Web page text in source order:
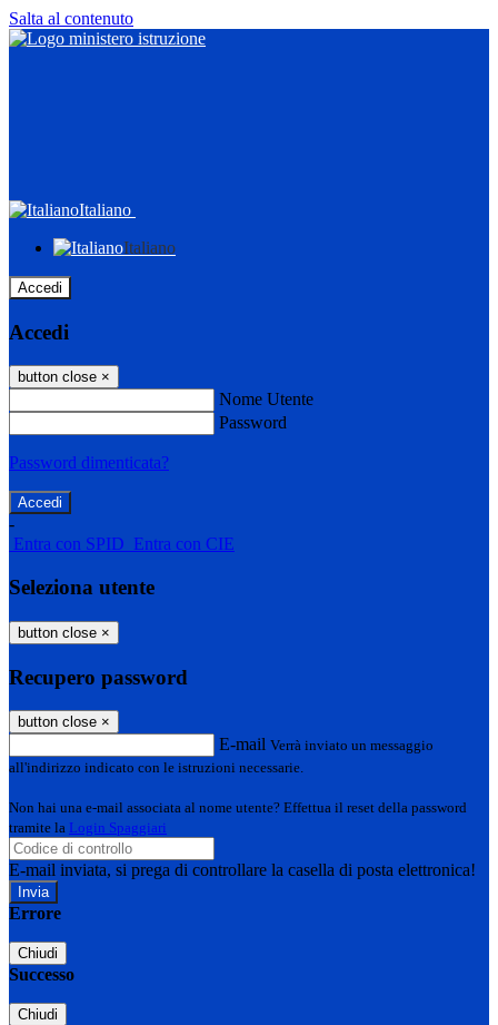
Salta al contenuto
Italiano
Italiano
Accedi
Accedi
button close ×
Nome Utente
Password
Password dimenticata?
-
Entra con SPID Entra con CIE
Seleziona utente
button close ×
Recupero password
button close ×
E-mail Verrà inviato un messaggio
all'indirizzo indicato con le istruzioni necessarie.
Non hai una e-mail associata al nome utente? Effettua il reset della password
tramite la Login Spaggiari
E-mail inviata, si prega di controllare la casella di posta elettronica!
Errore
Chiudi
Successo
Chiudi